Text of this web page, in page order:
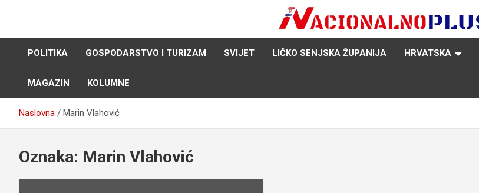
NacionalnoPlus.hr
Nacija želi znati više
POLITIKA
GOSPODARSTVO I TURIZAM SVIJET LIČKO SENJSKA ŽUPANIJA HRVATSKA
MAGAZIN KOLUMNE
Naslovna Marin Vlahović
Oznaka: Marin Vlahović